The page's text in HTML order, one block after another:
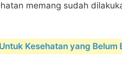
memang sudah
Kesehatan yang Belum